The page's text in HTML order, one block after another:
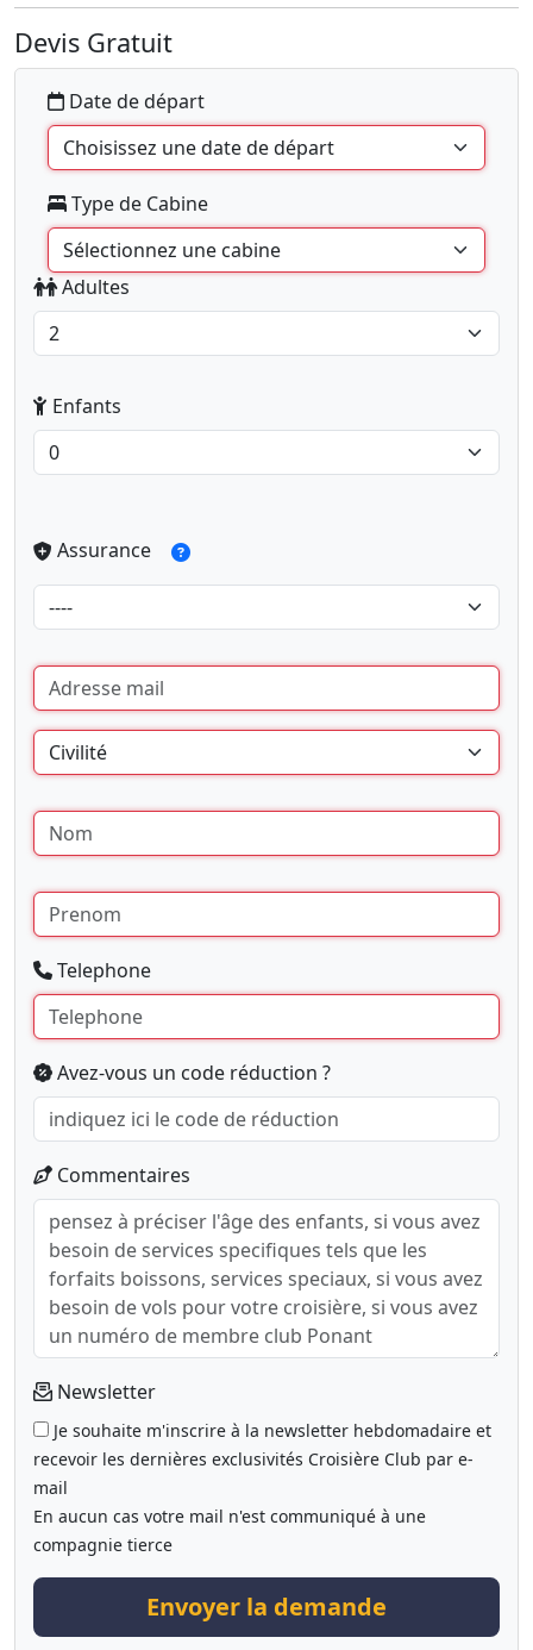
Devis Gratuit
Date de départ
Type de Cabine
Adultes
Enfants
Assurance
Telephone
Avez-vous un code réduction ?
Commentaires
Newsletter
Je souhaite m'inscrire à la newsletter hebdomadaire et
recevoir les dernières exclusivités Croisière Club par e-
mail
En aucun cas votre mail n'est communiqué à une
compagnie tierce
Envoyer la demande